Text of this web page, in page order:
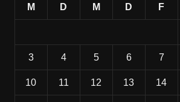
M D M D F
3 4 5 6 7
10 11 12 13 14